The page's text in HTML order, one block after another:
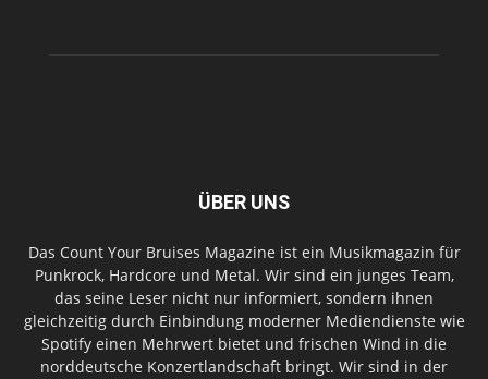
ÜBER UNS
Das Count Your Bruises Magazine ist ein Musikmagazin für
Punkrock, Hardcore und Metal. Wir sind ein junges Team,
das seine Leser nicht nur informiert, sondern ihnen
gleichzeitig durch Einbindung moderner Mediendienste wie
Spotify einen Mehrwert bietet und frischen Wind in die
norddeutsche Konzertlandschaft bringt. Wir sind in der